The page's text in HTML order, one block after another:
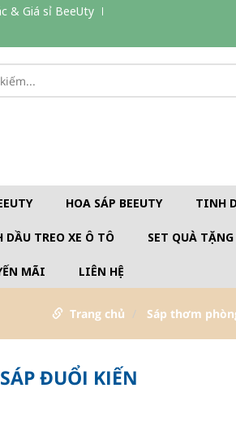
& Giá sỉ BeeUty
HOA SÁP BEEUTY TINH
DẦU TREO XE Ô TÔ SET QUÀ TẶNG
MÃI LIÊN HỆ
Trang chủ Sáp thơm
SÁP ĐUỔI KIẾN